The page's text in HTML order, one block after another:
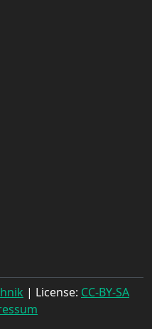
| License: CC-BY-SA